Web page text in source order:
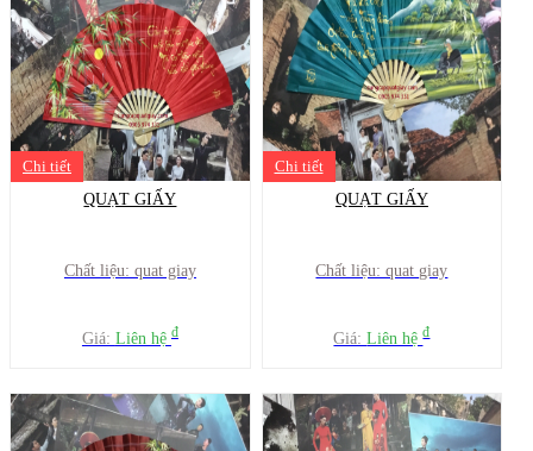
Chi tiết
QUẠT GIẤY
Chất liệu: quat giay
Giá: Liên hệ đ
Chi tiết
QUẠT GIẤY
Chất liệu: quat giay
Giá:Liên hệđ